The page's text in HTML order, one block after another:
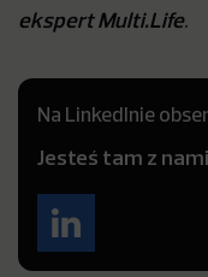
ekspert Multi.Life.
Na LinkedInie
Jesteś tam z